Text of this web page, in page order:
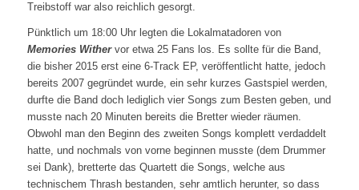
Treibstoff war also reichlich gesorgt.
Pünktlich um 18:00 Uhr legten die Lokalmatadoren von
Memories Withervor etwa 25 Fans los. Es sollte für die Band,
die bisher 2015 erst eine 6-Track EP, veröffentlicht hatte, jedoch
bereits 2007 gegründet wurde, ein sehr kurzes Gastspiel werden,
durfte die Band doch lediglich vier Songs zum Besten geben, und
musste nach 20 Minuten bereits die Bretter wieder räumen.
Obwohl man den Beginn des zweiten Songs komplett verdaddelt
hatte, und nochmals von vorne beginnen musste (dem Drummer
sei Dank), bretterte das Quartett die Songs, welche aus
technischem Thrash bestanden, sehr amtlich herunter, so dass